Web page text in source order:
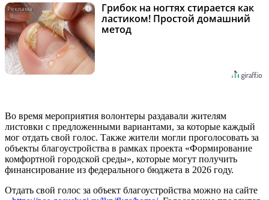
i
Грибок на ногтях стирается как
ластиком! Простой домашний
метод
Во время мероприятия волонтеры раздавали жителям
листовки с предложенными вариантами, за которые каждый
мог отдать свой голос. Также жители могли проголосовать за
объекты благоустройства в рамках проекта «Формирование
комфортной городской среды», которые могут получить
финансирование из федерального бюджета в 2026 году.
Отдать свой голос за объект благоустройства можно на сайте